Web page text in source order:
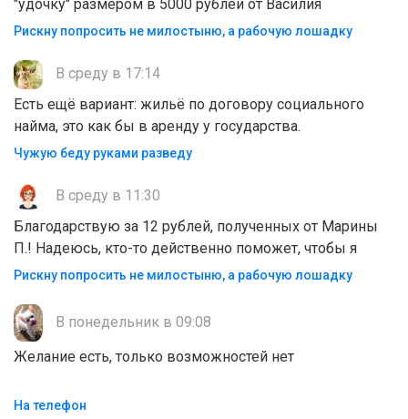
"удочку" размером в 5000 рублей от Василия
Рискну попросить не милостыню, а рабочую лошадку
В среду в 17:14
Есть ещё вариант: жильё по договору социального
найма, это как бы в аренду у государства.
Чужую беду руками разведу
В среду в 11:30
Благодарствую за 12 рублей, полученных от Марины
П.! Надеюсь, кто-то действенно поможет, чтобы я
Рискну попросить не милостыню, а рабочую лошадку
В понедельник в 09:08
Желание есть, только возможностей нет
На телефон